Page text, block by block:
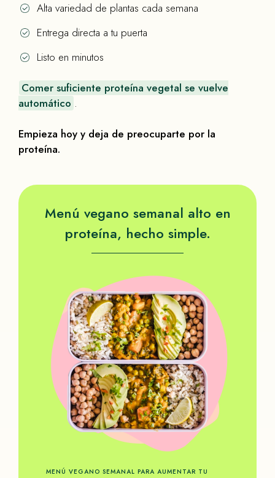
Alta variedad de plantas cada semana
Entrega directa a tu puerta
Listo en minutos
Comer suficiente proteína vegetal se vuelve
automático .
Empieza hoy y deja de preocuparte por la
proteína.
Menú vegano semanal alto en
proteína, hecho simple.
MENÚ VEGANO SEMANAL PARA AUMENTAR TU